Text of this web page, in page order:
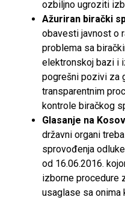
ozbiljno ugroziti
Ažuriran birački
obavesti javnost o
problema sa
elektronskoj bazi i
pogrešni pozivi za
transparentnim
kontrole biračkog
Glasanje na
državni organi
sprovođenja
od 16.06.2016.
izborne procedure
usaglase sa onima